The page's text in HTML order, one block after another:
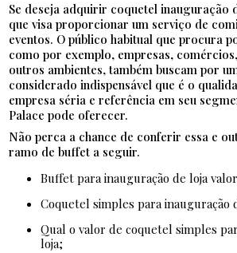
Se deseja adquirir coquetel inauguração
que visa proporcionar um serviço de
eventos. O público habitual que procura
como por exemplo, empresas,
outros ambientes, também buscam por
considerado indispensável que é o
empresa séria e referência em seu
Palace pode oferecer.
Não perca a chance de conferir essa e
ramo de buffet a seguir.
buffet para inauguração de loja
coquetel simples para inauguração
qual o valor de coquetel simples para inauguração de
loja;